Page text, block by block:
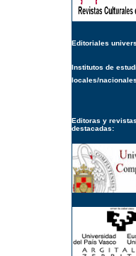
Editoriales
Institutos de
locales/nacionales
Editoras y revistas
destacadas: